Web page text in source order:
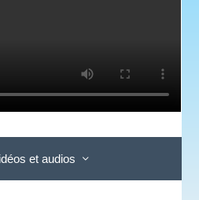
et audios